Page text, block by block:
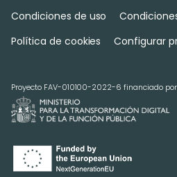
Condiciones de uso
Política de cookies
Configurar
Proyecto FAV-010100-2022-6 financiado